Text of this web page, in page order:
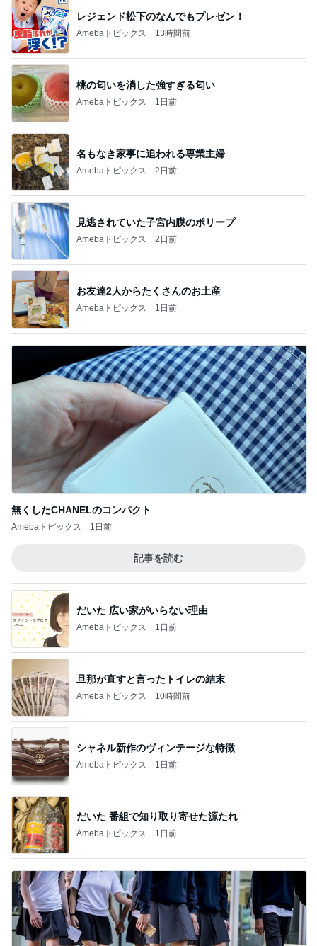
レジェンド松下のなんでもプレゼン！
Amebaトピックス 13時間前
桃の匂いを消した強すぎる匂い
Amebaトピックス 1日前
名もなき家事に追われる専業主婦
Amebaトピックス 2日前
見逃されていた子宮内膜のポリープ
Amebaトピックス 2日前
お友達2人からたくさんのお土産
Amebaトピックス 1日前
無くしたCHANELのコンパクト
Amebaトピックス 1日前
記事を読む
だいた 広い家がいらない理由
Amebaトピックス 1日前
旦那が直すと言ったトイレの結末
Amebaトピックス 10時間前
シャネル新作のヴィンテージな特徴
Amebaトピックス 1日前
だいた 番組で知り取り寄せた源たれ
Amebaトピックス 1日前